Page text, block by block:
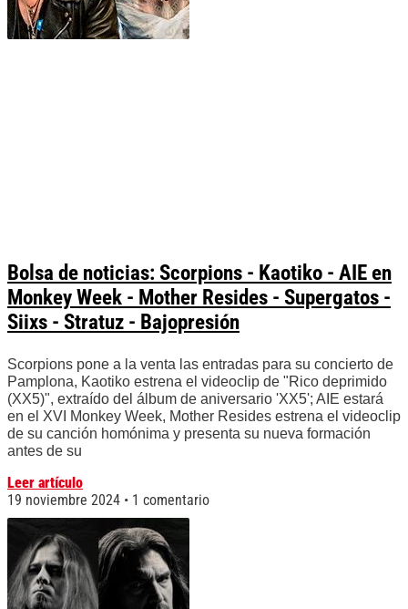
Bolsa de noticias: Scorpions - Kaotiko - AIE en
Monkey Week - Mother Resides - Supergatos -
Siixs - Stratuz - Bajopresión
Scorpions pone a la venta las entradas para su concierto de
Pamplona, Kaotiko estrena el videoclip de "Rico deprimido
(XX5)", extraído del álbum de aniversario 'XX5'; AIE estará
en el XVI Monkey Week, Mother Resides estrena el videoclip
de su canción homónima y presenta su nueva formación
antes de su
Leer artículo
19 noviembre 2024
1 comentario